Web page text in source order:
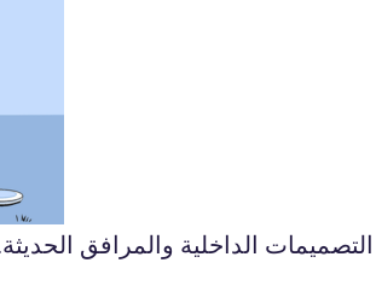
الداخلية والمرافق